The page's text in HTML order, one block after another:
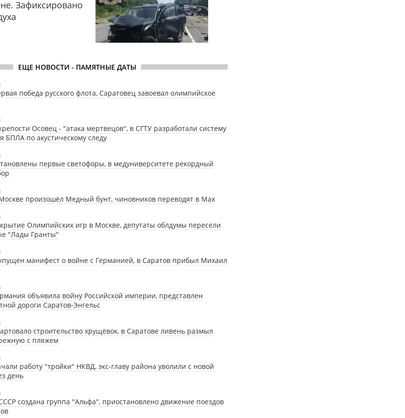
Зафиксировано
ЕЩЕ НОВОСТИ - ПАМЯТНЫЕ ДАТЫ
победа русского флота, Саратовец завоевал олимпийское
Осовец - "атака мертвецов", в СГТУ разработали систему
БПЛА по акустическому следу
первые светофоры, в медуниверситете рекордный
произошёл Медный бунт, чиновников переводят в Мах
Олимпийских игр в Москве, депутаты облдумы пересели
"Лады Гранты"
манифест о войне с Германией, в Саратов прибыл Михаил
объявила войну Российской империи, представлен
дороги Саратов-Энгельс
строительство хрущёвок, в Саратове ливень размыл
с пляжем
работу "тройки" НКВД, экс-главу района уволили с новой
день
создана группа "Альфа", приостановлено движение поездов